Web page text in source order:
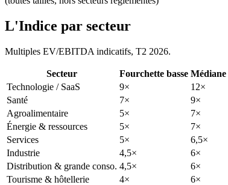
L'Indice par secteur
Multiples EV/EBITDA indicatifs, T2 2026.
Secteur Fourchette basse Médiane
Technologie / SaaS
9× 12×
Santé
7× 9×
Agroalimentaire
5× 7×
Énergie & ressources
5× 7×
Services
5× 6,5×
Industrie
4,5× 6×
Distribution & grande conso. 4,5× 6×
Tourisme & hôtellerie
4× 6×